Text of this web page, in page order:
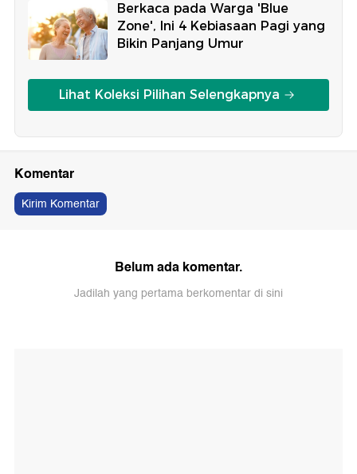
Berkaca pada Warga 'Blue
Zone', Ini 4 Kebiasaan Pagi yang
Bikin Panjang Umur
Lihat Koleksi Pilihan Selengkapnya
Komentar
Kirim Komentar
Belum ada komentar.
Jadilah yang pertama berkomentar di sini